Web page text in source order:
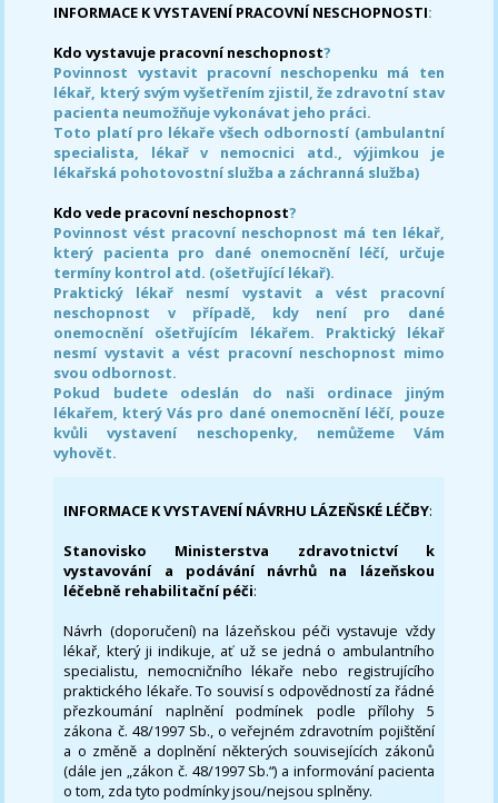
INFORMACE K VYSTAVENÍ PRACOVNÍ NESCHOPNOSTI:
Kdo vystavuje pracovní neschopnost?
Povinnost vystavit pracovní neschopenku má ten
lékař, který svým vyšetřením zjistil, že zdravotní stav
pacienta neumožňuje vykonávat jeho práci.
Toto platí pro lékaře všech odborností (ambulantní
specialista, lékař v nemocnici atd., výjimkou je
lékařská pohotovostní služba a záchranná služba)
Kdo vede pracovní neschopnost?
Povinnost vést pracovní neschopnost má ten lékař,
který pacienta pro dané onemocnění léčí, určuje
termíny kontrol atd. (ošetřující lékař).
Praktický lékař nesmí vystavit a vést pracovní
neschopnost v případě, kdy není pro dané
onemocnění ošetřujícím lékařem. Praktický lékař
nesmí vystavit a vést pracovní neschopnost mimo
svou odbornost.
Pokud budete odeslán do naši ordinace jiným
lékařem, který Vás pro dané onemocnění léčí, pouze
kvůli vystavení neschopenky, nemůžeme Vám
vyhovět.
INFORMACE K VYSTAVENÍ NÁVRHU LÁZEŇSKÉ LÉČBY:
Stanovisko Ministerstva zdravotnictví k
vystavování a podávání návrhů na lázeňskou
léčebně rehabilitační péči:
Návrh (doporučení) na lázeňskou péči vystavuje vždy
lékař, který ji indikuje, ať už se jedná o ambulantního
specialistu, nemocničního lékaře nebo registrujícího
praktického lékaře. To souvisí s odpovědností za řádné
přezkoumání naplnění podmínek podle přílohy 5
zákona č. 48/1997 Sb., o veřejném zdravotním pojištění
a o změně a doplnění některých souvisejících zákonů
(dále jen „zákon č. 48/1997 Sb.“) a informování pacienta
o tom, zda tyto podmínky jsou/nejsou splněny.